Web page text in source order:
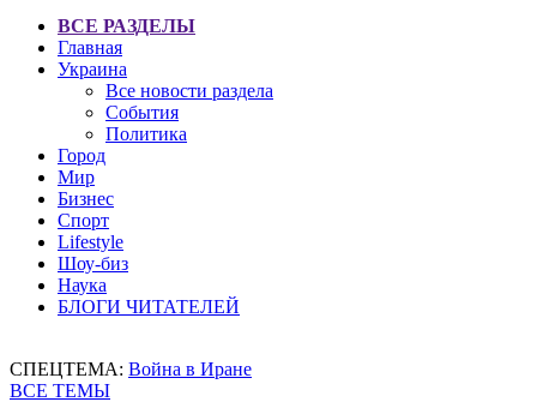
ВСЕ РАЗДЕЛЫ
Главная
Украина
Все новости раздела
События
Политика
Город
Мир
Бизнес
Спорт
Lifestyle
Шоу-биз
Наука
БЛОГИ ЧИТАТЕЛЕЙ
СПЕЦТЕМА: Война в Иране
ВСЕ ТЕМЫ